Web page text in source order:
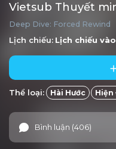
Vietsub Thuyết
Deep Dive: Forced Rewind
Lịch chiếu: Lịch chiếu
Thể loại: Hài Hước Hiện
Bình luận (406)